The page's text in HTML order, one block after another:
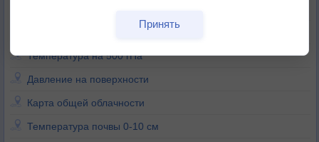
Температура на 500 гПа
Давление на поверхности
Карта общей облачности
Температура почвы 0-10 см
Принять